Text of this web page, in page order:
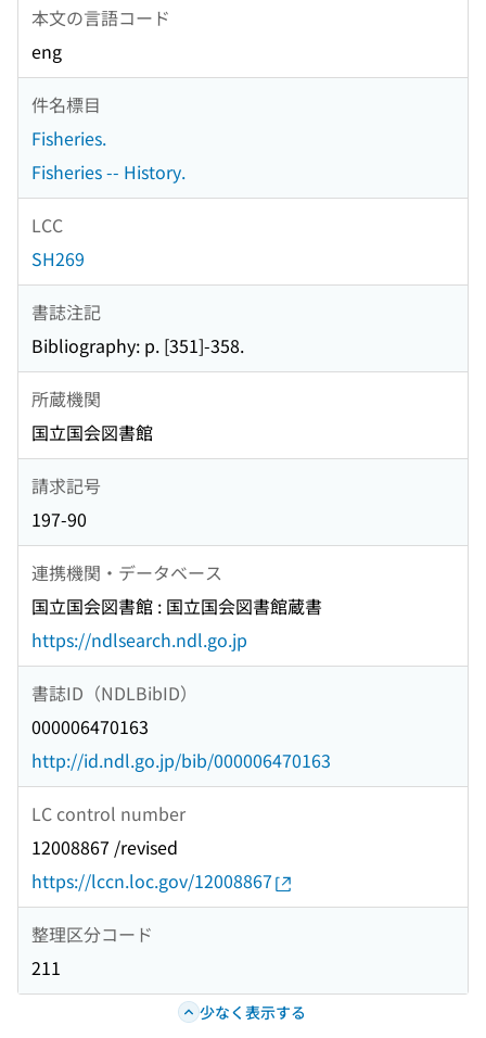
本文の言語コード
eng
件名標目
Fisheries.
Fisheries -- History.
LCC
SH269
書誌注記
Bibliography: p. [351]-358.
所蔵機関
国立国会図書館
請求記号
197-90
連携機関・データベース
国立国会図書館 : 国立国会図書館蔵書
https://ndlsearch.ndl.go.jp
書誌ID（NDLBibID）
000006470163
http://id.ndl.go.jp/bib/000006470163
LC control number
12008867 /revised
https://lccn.loc.gov/12008867
整理区分コード
211
少なく表示する